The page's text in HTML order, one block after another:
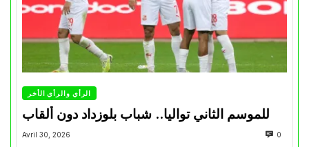
الرأي والرأي الأخر
للموسم الثاني تواليا.. شباب بلوزداد دون ألقاب
Avril 30, 2026 0